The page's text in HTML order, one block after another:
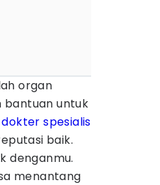
organ
bantuan untuk
dokter spesialis
baik.
denganmu.
menantang